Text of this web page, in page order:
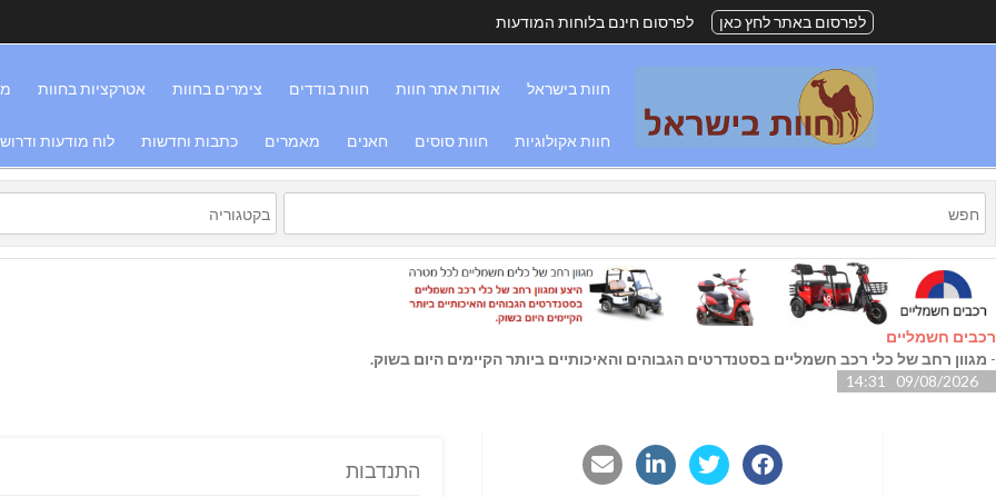
לפרסום באתר לחץ כאן לפרסום חינם בלוחות המודעות
חוות בישראל אודות אתר חוות חוות בודדים צימרים בחוות אטרקציות בחוות
חוות אקולוגיות חוות סוסים חאנים מאמרים כתבות וחדשות לוח מודעות
רכבים חשמליים
- מגוון רחב של כלי רכב חשמליים בסטנדרטים הגבוהים והאיכותיים ביותר הקיימים היום בשוק.
09/08/2026 14:31
התנדבות